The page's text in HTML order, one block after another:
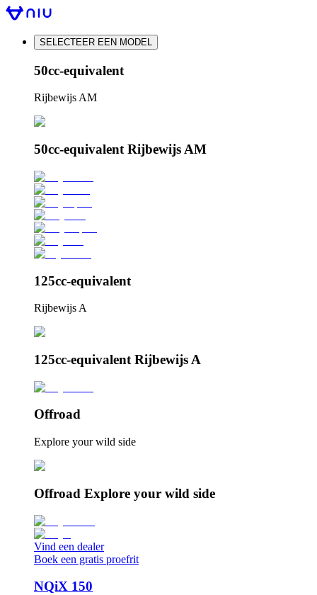
SELECTEER EEN MODEL
50cc-equivalent
Rijbewijs AM
50cc-equivalent Rijbewijs AM
125cc-equivalent
Rijbewijs A
125cc-equivalent Rijbewijs A
Offroad
Explore your wild side
Offroad Explore your wild side
Vind een dealer
Boek een gratis proefrit
NQiX 150